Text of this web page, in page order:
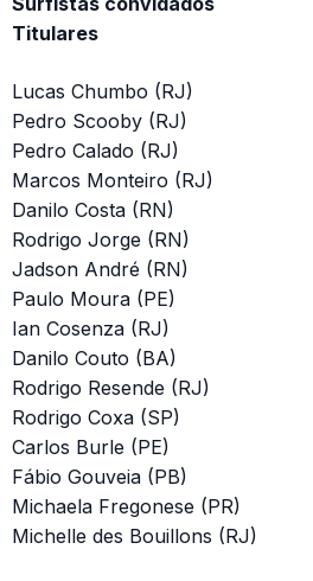
Titulares
Lucas Chumbo (RJ)
Pedro Scooby (RJ)
Pedro Calado (RJ)
Marcos Monteiro (RJ)
Danilo Costa (RN)
Rodrigo Jorge (RN)
Jadson André (RN)
Paulo Moura (PE)
Ian Cosenza (RJ)
Danilo Couto (BA)
Rodrigo Resende (RJ)
Rodrigo Coxa (SP)
Carlos Burle (PE)
Fábio Gouveia (PB)
Michaela Fregonese (PR)
Michelle des Bouillons (RJ)